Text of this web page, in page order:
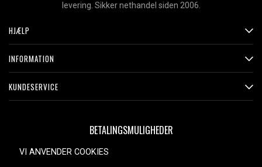
levering. Sikker nethandel siden 2006.
HJÆLP
INFORMATION
KUNDESERVICE
BETALINGSMULIGHEDER
VI ANVENDER COOKIES